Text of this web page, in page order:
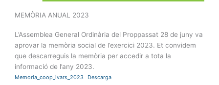
MEMÒRIA ANUAL 2023
L’Assemblea General Ordinària del Proppassat 28 de juny va
aprovar la memòria social de l’exercici 2023. Et convidem
que descarreguis la memòria per accedir a tota la
informació de l’any 2023.
Memoria_coop_ivars_2023 Descarga